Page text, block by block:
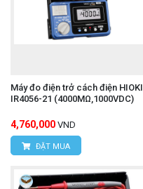
Máy đo điện trở cách điện HIOKI
IR4056-21 (4000MΩ,1000VDC)
4,760,000 VND
ĐẶT MUA